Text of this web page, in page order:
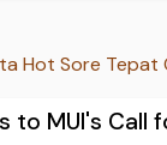
Hot Sore Tepat
to MUI's Call